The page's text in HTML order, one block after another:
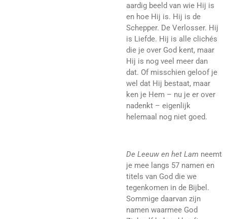
aardig beeld van wie Hij is
en hoe Hij is. Hij is de
Schepper. De Verlosser. Hij
is Liefde. Hij is alle clichés
die je over God kent, maar
Hij is nog veel meer dan
dat. Of misschien geloof je
wel dat Hij bestaat, maar
ken je Hem – nu je er over
nadenkt – eigenlijk
helemaal nog niet goed.
De Leeuw en het Lam neemt
je mee langs 57 namen en
titels van God die we
tegenkomen in de Bijbel.
Sommige daarvan zijn
namen waarmee God